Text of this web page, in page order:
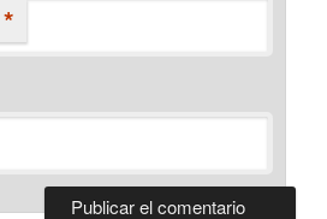
*